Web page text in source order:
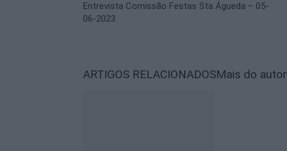
Entrevista Comissão Festas Sta Águeda – 05-
06-2023
ARTIGOS RELACIONADOSMais do autor